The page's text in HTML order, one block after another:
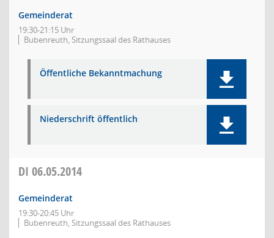
Gemeinderat
19:30-21:15 Uhr
Bubenreuth, Sitzungssaal des Rathauses
Öffentliche Bekanntmachung
Niederschrift öffentlich
DI 06.05.2014
Gemeinderat
19:30-20:45 Uhr
Bubenreuth, Sitzungssaal des Rathauses